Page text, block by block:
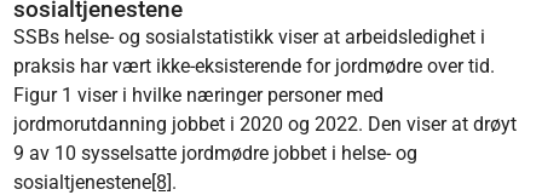
sosialtjenestene
SSBs helse- og sosialstatistikk viser at arbeidsledighet i
praksis har vært ikke-eksisterende for jordmødre over tid.
Figur 1 viser i hvilke næringer personer med
jordmorutdanning jobbet i 2020 og 2022. Den viser at drøyt
9 av 10 sysselsatte jordmødre jobbet i helse- og
sosialtjenestene[8].